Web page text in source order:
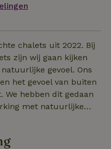
chalets uit 2022. Bij
zijn wij gaan kijken
gevoel. Ons
het gevoel van buiten
hebben dit gedaan
met natuurlijke
en ruimte te kunnen
38 meter uit